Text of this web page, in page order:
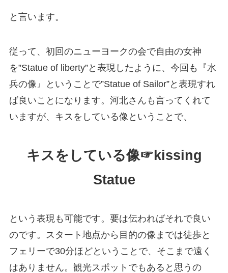
と言います。
従って、初回のニューヨークの会で自由の女神
を”Statue of liberty”と表現したように、今回も『水
兵の像』ということで”Statue of Sailor”と表現すれ
ば良いことになります。河北さんも言ってくれて
いますが、キスをしている像ということで、
キスをしている像☞kissing
Statue
という表現も可能です。要は伝わればそれで良い
のです。スタート地点から目的の像までは徒歩と
フェリーで30分ほどということで、そこまで遠く
はありません。観光スポットでもあると思うの